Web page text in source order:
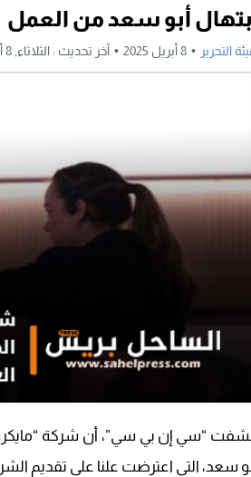
أبو سعد من العمل
التحرير 8 أبريل 2025 آخر تحديث : الثلاثاء, 8 أبريل, 2025 - 2:18 مساءً
“سي إن بي سي”، أن شركة
سعد، التي اعترضت علنا على تقديم